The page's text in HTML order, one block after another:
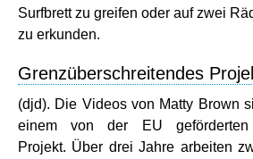
Surfbrett zu greifen oder auf zwei
zu erkunden.
Grenzüberschreitendes
(djd). Die Videos von Matty Brown
einem von der EU geförderten
Projekt. Über drei Jahre arbeiten